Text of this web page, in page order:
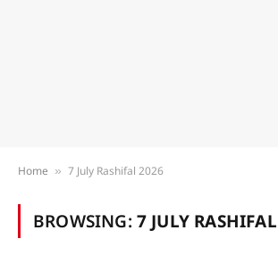
Home » 7 July Rashifal 2026
BROWSING: 7 JULY